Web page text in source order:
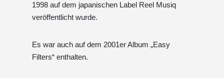
1998 auf dem japanischen Label Reel Musiq
veröffentlicht wurde.
Es war auch auf dem 2001er Album „Easy
Filters“ enthalten.